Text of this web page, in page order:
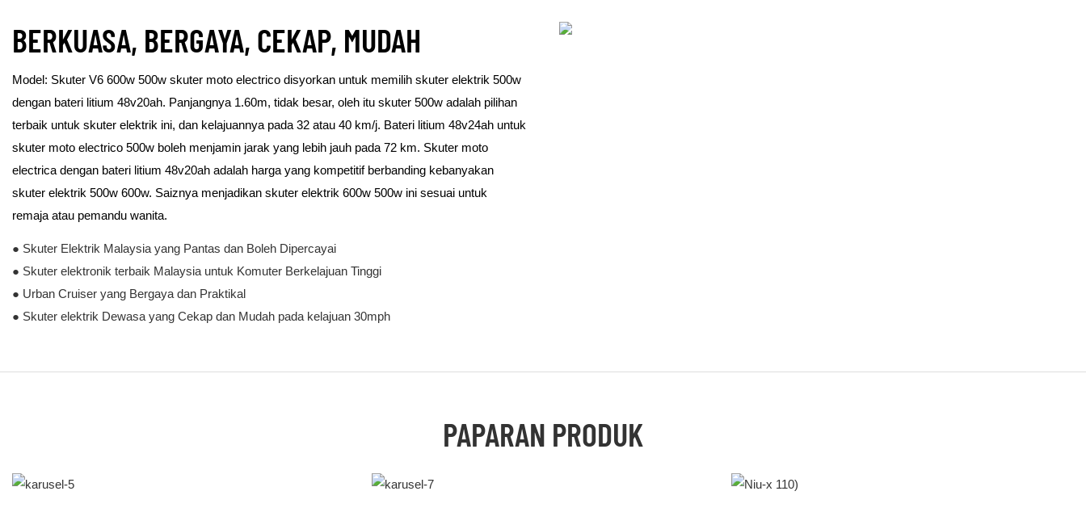
BERKUASA, BERGAYA, CEKAP, MUDAH
Model: Skuter V6 600w 500w skuter moto electrico disyorkan untuk memilih skuter elektrik 500w
dengan bateri litium 48v20ah. Panjangnya 1.60m, tidak besar, oleh itu skuter 500w adalah pilihan
terbaik untuk skuter elektrik ini, dan kelajuannya pada 32 atau 40 km/j. Bateri litium 48v24ah untuk
skuter moto electrico 500w boleh menjamin jarak yang lebih jauh pada 72 km. Skuter moto
electrica dengan bateri litium 48v20ah adalah harga yang kompetitif berbanding kebanyakan
skuter elektrik 500w 600w. Saiznya menjadikan skuter elektrik 600w 500w ini sesuai untuk
remaja atau pemandu wanita.
● Skuter Elektrik Malaysia yang Pantas dan Boleh Dipercayai
● Skuter elektronik terbaik Malaysia untuk Komuter Berkelajuan Tinggi
● Urban Cruiser yang Bergaya dan Praktikal
● Skuter elektrik Dewasa yang Cekap dan Mudah pada kelajuan 30mph
PAPARAN PRODUK